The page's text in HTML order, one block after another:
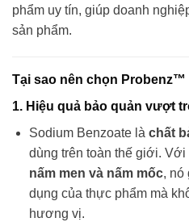
phẩm uy tín, giúp doanh
sản phẩm.
Tại sao nên chọn Probenz™
1. Hiệu quả bảo quản vượt
Sodium Benzoate là chất
dùng trên toàn thế giới. Với
nấm men và nấm mốc, nó
dụng của thực phẩm mà
hương vị.